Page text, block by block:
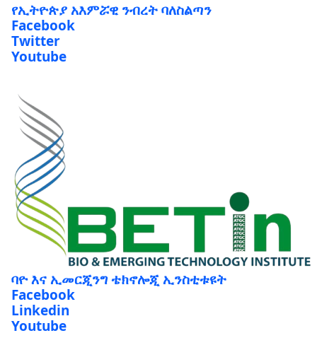
የኢትዮጵያ አእምሯዊ ንብረት ባለስልጣን
Facebook
Twitter
Youtube
ባዮ እና ኢመርጂንግ ቴክኖሎጂ ኢንስቲቱዩት
Facebook
Linkedin
Youtube